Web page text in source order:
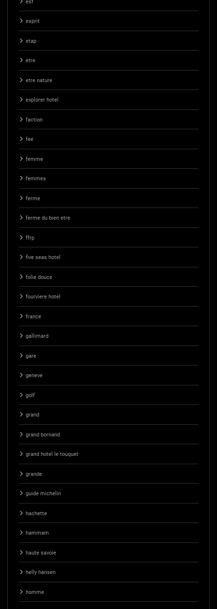
esf
esprit
etap
etre
etre nature
explorer hotel
faction
fee
femme
femmes
ferme
ferme du bien etre
ffrp
five seas hotel
folie douce
fourviere hotel
france
gallimard
gare
geneve
golf
grand
grand bornand
grand hotel le touquet
grande
guide michelin
hachette
hammam
haute savoie
helly hansen
homme